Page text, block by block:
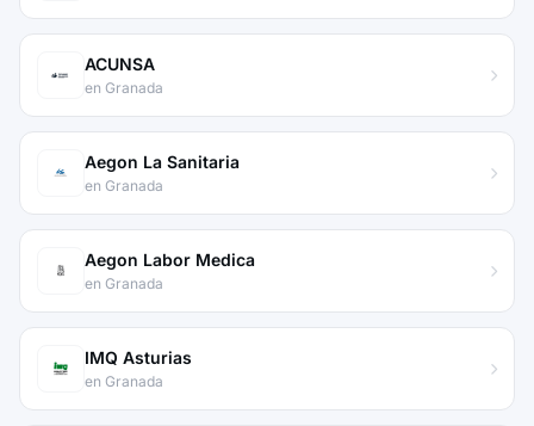
ACUNSA
en Granada
Aegon La Sanitaria
en Granada
Aegon Labor Medica
en Granada
IMQ Asturias
en Granada